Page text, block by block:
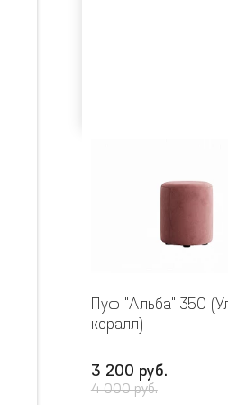
Пуф "Альба" 350
коралл)
3 200 руб.
4 000 руб.